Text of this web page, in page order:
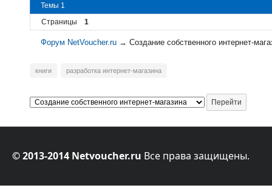
Темы 1
Страницы
1
Форум NetVoucher.ru →Создание собственного интернет-
книги разработка интернет-магазина
© 2013-2014 Netvoucher.ru Все права защищены.